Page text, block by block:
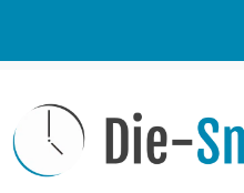
Kontakt / Tipp geben
Impressum